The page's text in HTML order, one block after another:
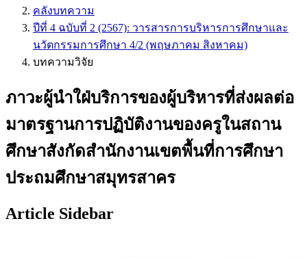
คลังบทความ
ปีที่ 4 ฉบับที่ 2 (2567): วารสารการบริหารการศึกษาและ
นวัตกรรมการศึกษา 4/2 (พฤษภาคม สิงหาคม)
บทความวิจัย
ภาวะผู้นำใฝ่บริการของผู้บริหารที่ส่งผลต่อ
มาตรฐานการปฏิบัติงานของครูในสถาน
ศึกษาสังกัดสำนักงานเขตพื้นที่การศึกษา
ประถมศึกษาสมุทรสาคร
Article Sidebar